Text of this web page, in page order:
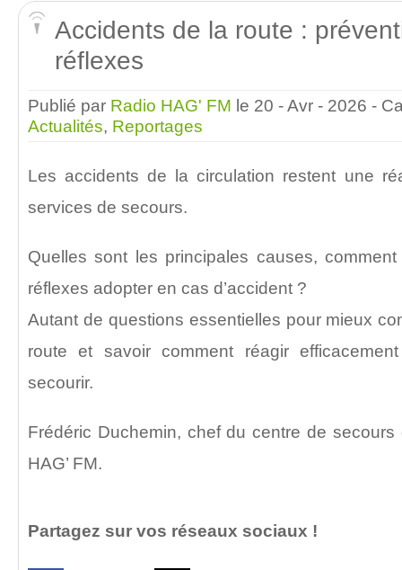
Accidents de la route :
réflexes
Publié par Radio HAG' FM le 20 - Avr - 2026 -
Actualités, Reportages
Les accidents de la circulation restent une
services de secours.
Quelles sont les principales causes,
réflexes adopter en cas d’accident ?
Autant de questions essentielles pour mieux
route et savoir comment réagir
secourir.
Frédéric Duchemin, chef du centre de
HAG’ FM.
Partagez sur vos réseaux sociaux !